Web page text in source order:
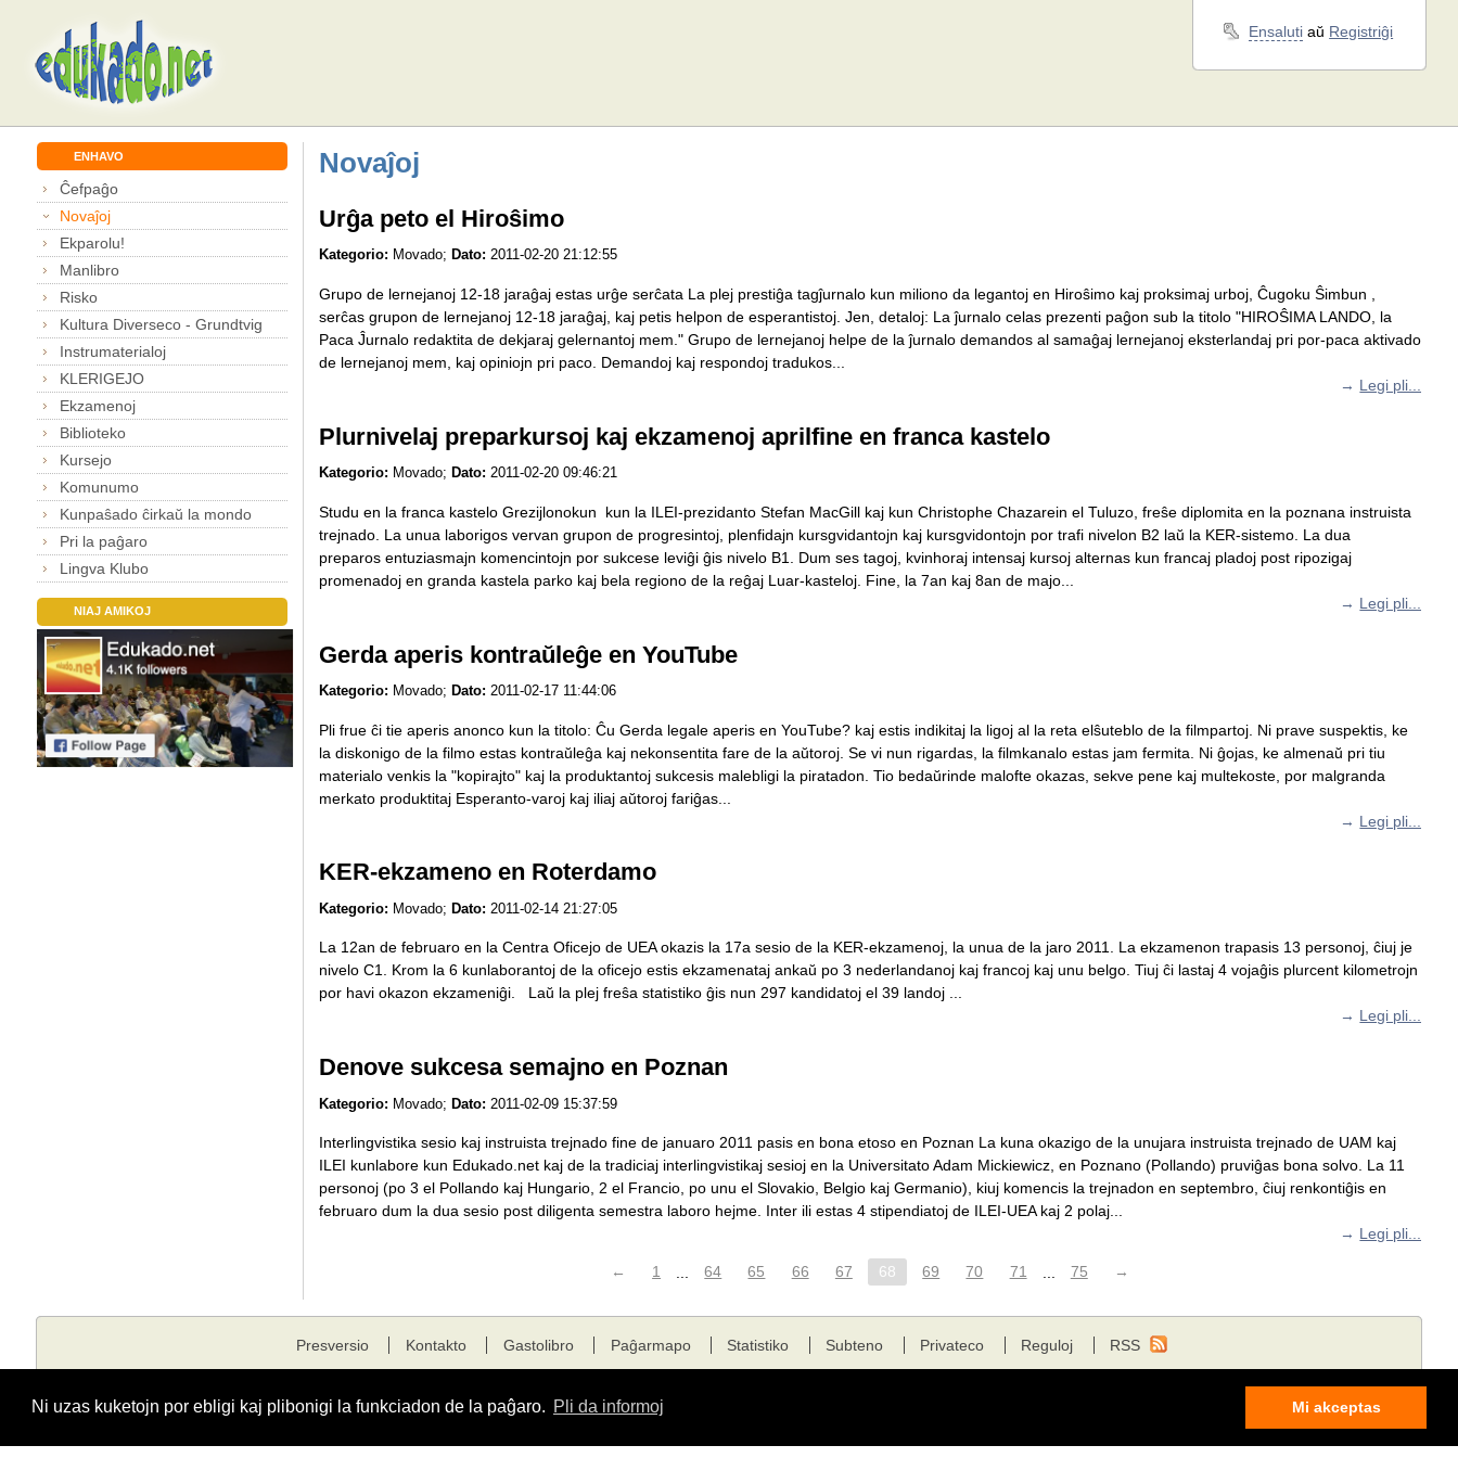
Ni uzas kuketojn por ebligi kaj plibonigi la funkciadon de la paĝaro. Pli da informoj Mi akceptas
Ensaluti aŭ Registriĝi
ENHAVO
Ĉefpaĝo
Novaĵoj
Ekparolu!
Manlibro
Risko
Kultura Diverseco - Grundtvig
Instrumaterialoj
KLERIGEJO
Ekzamenoj
Biblioteko
Kursejo
Komunumo
Kunpaŝado ĉirkaŭ la mondo
Pri la paĝaro
Lingva Klubo
NIAJ AMIKOJ
Novaĵoj
Urĝa peto el Hiroŝimo
Kategorio: Movado; Dato: 2011-02-20 21:12:55
Grupo de lernejanoj 12-18 jaraĝaj estas urĝe serĉata La plej prestiĝa tagĵurnalo kun miliono da legantoj en Hiroŝimo kaj proksimaj urboj, Ĉugoku Ŝimbun ,
serĉas grupon de lernejanoj 12-18 jaraĝaj, kaj petis helpon de esperantistoj. Jen, detaloj: La ĵurnalo celas prezenti paĝon sub la titolo "HIROŜIMA LANDO, la
Paca Ĵurnalo redaktita de dekjaraj gelernantoj mem." Grupo de lernejanoj helpe de la ĵurnalo demandos al samaĝaj lernejanoj eksterlandaj pri por-paca aktivado
de lernejanoj mem, kaj opiniojn pri paco. Demandoj kaj respondoj tradukos...
→ Legi pli...
Plurnivelaj preparkursoj kaj ekzamenoj aprilfine en franca kastelo
Kategorio: Movado; Dato: 2011-02-20 09:46:21
Studu en la franca kastelo Grezijlonokun kun la ILEI-prezidanto Stefan MacGill kaj kun Christophe Chazarein el Tuluzo, freŝe diplomita en la poznana instruista
trejnado. La unua laborigos vervan grupon de progresintoj, plenfidajn kursgvidantojn kaj kursgvidontojn por trafi nivelon B2 laŭ la KER-sistemo. La dua
preparos entuziasmajn komencintojn por sukcese leviĝi ĝis nivelo B1. Dum ses tagoj, kvinhoraj intensaj kursoj alternas kun francaj pladoj post ripozigaj
promenadoj en granda kastela parko kaj bela regiono de la reĝaj Luar-kasteloj. Fine, la 7an kaj 8an de majo...
→ Legi pli...
Gerda aperis kontraŭleĝe en YouTube
Kategorio: Movado; Dato: 2011-02-17 11:44:06
Pli frue ĉi tie aperis anonco kun la titolo: Ĉu Gerda legale aperis en YouTube? kaj estis indikitaj la ligoj al la reta elŝuteblo de la filmpartoj. Ni prave suspektis, ke
la diskonigo de la filmo estas kontraŭleĝa kaj nekonsentita fare de la aŭtoroj. Se vi nun rigardas, la filmkanalo estas jam fermita. Ni ĝojas, ke almenaŭ pri tiu
materialo venkis la "kopirajto" kaj la produktantoj sukcesis malebligi la piratadon. Tio bedaŭrinde malofte okazas, sekve pene kaj multekoste, por malgranda
merkato produktitaj Esperanto-varoj kaj iliaj aŭtoroj fariĝas...
→ Legi pli...
KER-ekzameno en Roterdamo
Kategorio: Movado; Dato: 2011-02-14 21:27:05
La 12an de februaro en la Centra Oficejo de UEA okazis la 17a sesio de la KER-ekzamenoj, la unua de la jaro 2011. La ekzamenon trapasis 13 personoj, ĉiuj je
nivelo C1. Krom la 6 kunlaborantoj de la oficejo estis ekzamenataj ankaŭ po 3 nederlandanoj kaj francoj kaj unu belgo. Tiuj ĉi lastaj 4 vojaĝis plurcent kilometrojn
por havi okazon ekzameniĝi. Laŭ la plej freŝa statistiko ĝis nun 297 kandidatoj el 39 landoj ...
→ Legi pli...
Denove sukcesa semajno en Poznan
Kategorio: Movado; Dato: 2011-02-09 15:37:59
Interlingvistika sesio kaj instruista trejnado fine de januaro 2011 pasis en bona etoso en Poznan La kuna okazigo de la unujara instruista trejnado de UAM kaj
ILEI kunlabore kun Edukado.net kaj de la tradiciaj interlingvistikaj sesioj en la Universitato Adam Mickiewicz, en Poznano (Pollando) pruviĝas bona solvo. La 11
personoj (po 3 el Pollando kaj Hungario, 2 el Francio, po unu el Slovakio, Belgio kaj Germanio), kiuj komencis la trejnadon en septembro, ĉiuj renkontiĝis en
februaro dum la dua sesio post diligenta semestra laboro hejme. Inter ili estas 4 stipendiatoj de ILEI-UEA kaj 2 polaj...
→ Legi pli...
← 1 64 65 66 67 68 69 70 71 75 →
Presversio Kontakto Gastolibro Paĝarmapo Statistiko Subteno Privateco Reguloj RSS
Kopirajto © 2001 - 2026 edukado.net. Ĉiuj rajtoj rezervitaj.
Fondaĵo Edukado.net kunlabore kun